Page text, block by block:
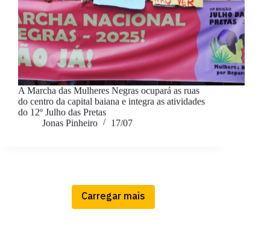
A Marcha das Mulheres Negras ocupará as ruas
do centro da capital baiana e integra as atividades
do 12º Julho das Pretas
Jonas Pinheiro
17/07
Carregar mais